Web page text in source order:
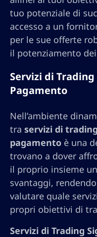
tuo potenziale di
accesso a un
per le sue offerte
il potenziamento
Servizi di
Pagamento
Nell’ambiente
tra servizi di
pagamento è una
trovano a dover
il proprio insieme
svantaggi,
valutare quale
propri obiettivi di
Servizi di Trading